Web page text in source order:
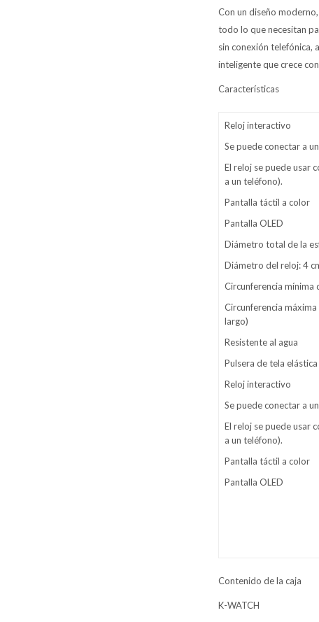
Con un diseño
todo lo que necesitan
sin conexión telefónica,
inteligente que crece
Características
Reloj interactivo
Se puede conectar a
El reloj se puede usar
a un teléfono).
Pantalla táctil a color
Pantalla OLED
Diámetro total de la
Diámetro del reloj: 4
Circunferencia mínima
Circunferencia
largo)
Resistente al agua
Pulsera de tela elástica
Reloj interactivo
Se puede conectar a
El reloj se puede usar
a un teléfono).
Pantalla táctil a color
Pantalla OLED
Contenido de la caja
K-WATCH